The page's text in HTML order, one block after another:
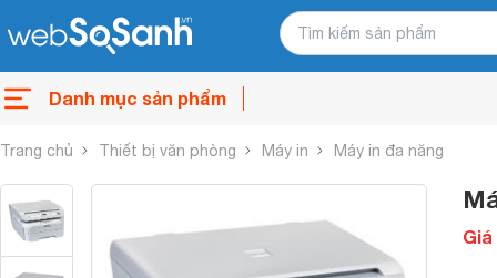
Danh mục sản phẩm
Trang chủ Thiết bị văn phòng Máy in Máy in đa năng
Giá